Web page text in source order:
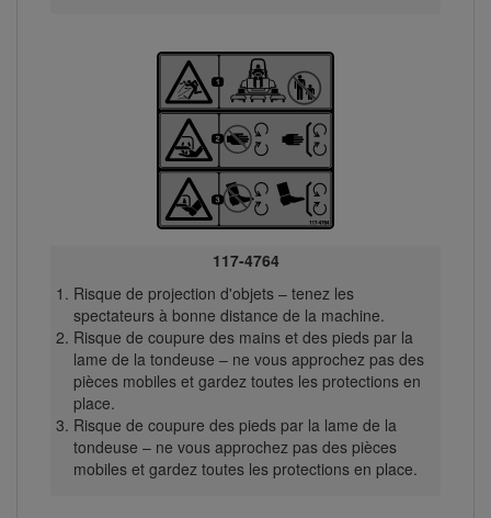
117-4764
Risque de projection d'objets – tenez les
spectateurs à bonne distance de la machine.
Risque de coupure des mains et des pieds par la
lame de la tondeuse – ne vous approchez pas des
pièces mobiles et gardez toutes les protections en
place.
Risque de coupure des pieds par la lame de la
tondeuse – ne vous approchez pas des pièces
mobiles et gardez toutes les protections en place.